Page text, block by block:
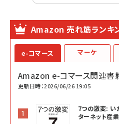
Amazon 売れ筋ランキ
e-コマース
Amazon e-コマース関連書
更新日時：2026/06/26 19:05
7つの激変: い
ターネット産
マーケ